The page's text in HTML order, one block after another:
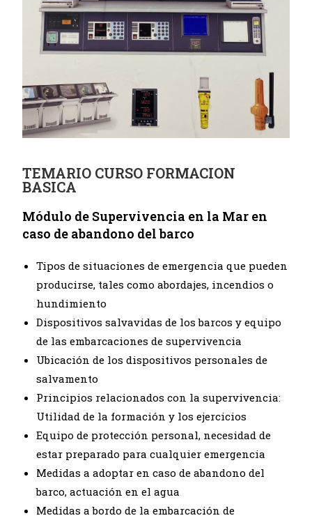
TEMARIO CURSO FORMACION
BASICA
Módulo de Supervivencia en la Mar en
caso de abandono del barco
Tipos de situaciones de emergencia que pueden
producirse, tales como abordajes, incendios o
hundimiento
Dispositivos salvavidas de los barcos y equipo
de las embarcaciones de supervivencia
Ubicación de los dispositivos personales de
salvamento
Principios relacionados con la supervivencia:
Utilidad de la formación y los ejercicios
Equipo de protección personal, necesidad de
estar preparado para cualquier emergencia
Medidas a adoptar en caso de abandono del
barco, actuación en el agua
Medidas a bordo de la embarcación de